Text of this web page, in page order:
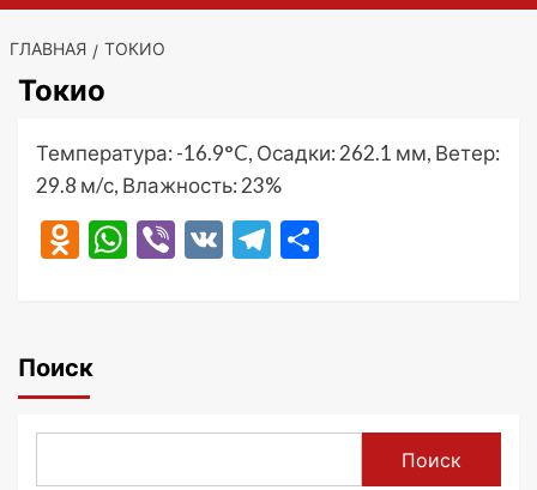
ГЛАВНАЯ ТОКИО
Токио
Температура: -16.9°C, Осадки: 262.1 мм, Ветер:
29.8 м/с, Влажность: 23%
Odnoklassniki
WhatsApp
Viber
VK Telegram
Поиск
Поиск